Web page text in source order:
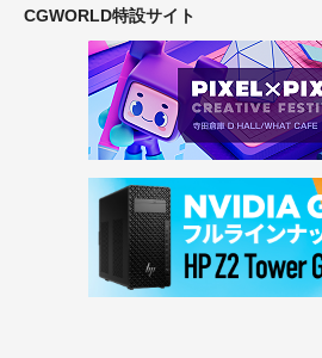
CGWORLD特設サイト